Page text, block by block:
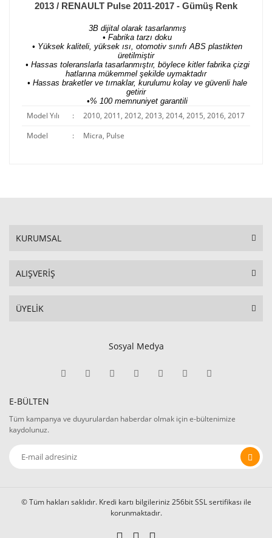
2013 / RENAULT Pulse 2011-2017 - Gümüş Renk
3B dijital olarak tasarlanmış
• Fabrika tarzı doku
• Yüksek kaliteli, yüksek ısı, otomotiv sınıfı ABS plastikten
üretilmiştir
• Hassas toleranslarla tasarlanmıştır, böylece kitler fabrika çizgi
hatlarına mükemmel şekilde uymaktadır
• Hassas braketler ve tırnaklar, kurulumu kolay ve güvenli hale
getirir
•% 100 memnuniyet garantili
Model Yılı :
2010, 2011, 2012, 2013, 2014, 2015, 2016, 2017
Model
: Micra, Pulse
KURUMSAL
ALIŞVERİŞ
ÜYELİK
Sosyal Medya
E-BÜLTEN
Tüm kampanya ve duyurulardan haberdar olmak için e-bültenimize
kaydolunuz.
© Tüm hakları saklıdır. Kredi kartı bilgileriniz 256bit SSL sertifikası ile
korunmaktadır.